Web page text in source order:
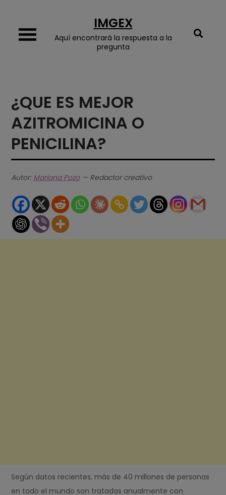
content
IMGEX
Aquí encontrará la respuesta a la
pregunta
¿QUE ES MEJOR
AZITROMICINA O
PENICILINA?
Autor: Mariana Pozo— Redactor creativo
Según datos recientes, más de 40 millones de personas
en todo el mundo son tratadas anualmente con